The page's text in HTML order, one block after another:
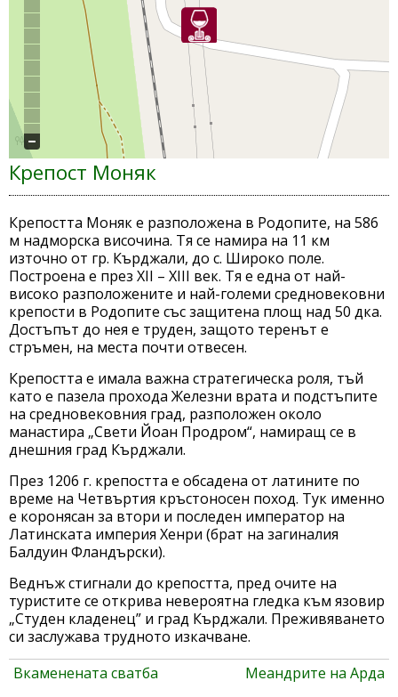
Крепост Моняк
Крепостта Моняк е разположена в Родопите, на 586
м надморска височина. Тя се намира на 11 км
източно от гр. Кърджали, до с. Широко поле.
Построена е през XII – XIII век. Тя е една от най-
високо разположените и най-големи средновековни
крепости в Родопите със защитена площ над 50 дка.
Достъпът до нея е труден, защото теренът е
стръмен, на места почти отвесен.
Крепостта е имала важна стратегическа роля, тъй
като е пазела прохода Железни врата и подстъпите
на средновековния град, разположен около
манастира „Свети Йоан Продром“, намиращ се в
днешния град Кърджали.
През 1206 г. крепостта е обсадена от латините по
време на Четвъртия кръстоносен поход. Тук именно
е коронясан за втори и последен император на
Латинската империя Хенри (брат на загиналия
Балдуин Фландърски).
Веднъж стигнали до крепостта, пред очите на
туристите се открива невероятна гледка към язовир
„Студен кладенец” и град Кърджали. Преживяването
си заслужава трудното изкачване.
Вкаменената сватба
Меандрите на Арда